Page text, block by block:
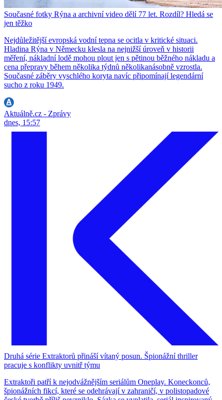
Současné fotky Rýna a archivní video dělí 77 let. Rozdíl? Hledá se
jen těžko
Nejdůležitější evropská vodní tepna se ocitla v kritické situaci.
Hladina Rýna v Německu klesla na nejnižší úroveň v historii
měření, nákladní lodě mohou plout jen s pětinou běžného nákladu a
cena přepravy během několika týdnů několikanásobně vzrostla.
Současné záběry vyschlého koryta navíc připomínají legendární
sucho z roku 1949.
Aktuálně.cz - Zprávy
dnes, 15:57
Druhá série Extraktorů přináší vítaný posun. Špionážní thriller
pracuje s konflikty uvnitř týmu
Extraktoři patří k nejodvážnějším seriálům Oneplay. Koneckonců,
špionážních fikcí, které se odehrávají v zahraničí, v polistopadové